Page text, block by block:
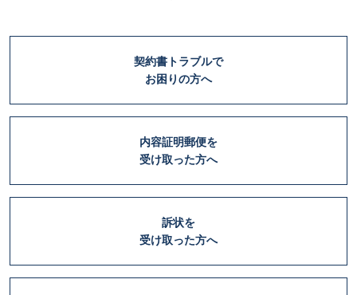
契約書トラブルで
お困りの方へ
内容証明郵便を
受け取った方へ
訴状を
受け取った方へ